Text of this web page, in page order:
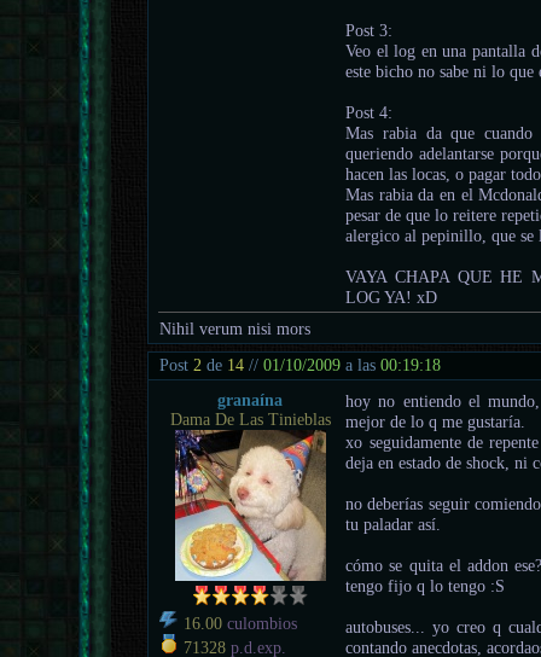
Post 3:
Veo el log en una pantalla
este bicho no sabe ni lo
Post 4:
Mas rabia da que
queriendo adelantarse
hacen las locas, o pagar
Mas rabia da en el
pesar de que lo reitere
alergico al pepinillo, que se
VAYA CHAPA QUE HE
LOG YA! xD
Nihil verum nisi mors
Post2 de 14 //01/10/2009 a las00:19:18
granaína
Dama De Las Tinieblas
16.00 culombios
71328 p.d.exp.
hoy no entiendo el
mejor de lo q me gustaría.
xo seguidamente de
deja en estado de shock, ni
no deberías seguir
tu paladar así.
cómo se quita el addon
tengo fijo q lo tengo :S
autobuses... yo creo q
contando anecdotas,